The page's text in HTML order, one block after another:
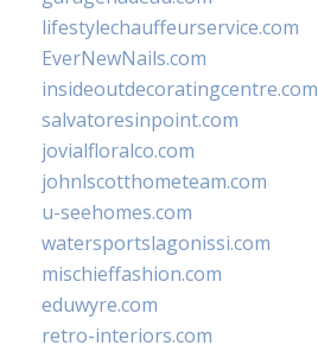
lifestylechauffeurservice.com
EverNewNails.com
insideoutdecoratingcentre.com
salvatoresinpoint.com
jovialfloralco.com
johnlscotthometeam.com
u-seehomes.com
watersportslagonissi.com
mischieffashion.com
eduwyre.com
retro-interiors.com